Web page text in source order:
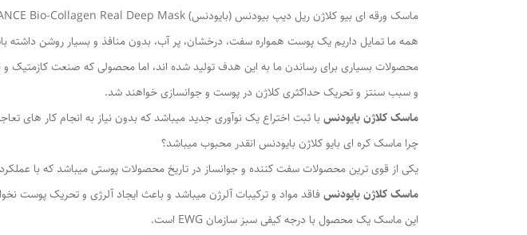
ماسک ورقه ای بیو کلاژن ریل دیپ بیودنس (بایودنس) BIODANCE Bio-Collagen Real Deep Mask تولید کره جنوبی
همه ما تمایل داریم یک پوست همواره سفت، درخشان، پر آب، بدون منافذ و بسیار روشن داشته
محصولات بسیاری برای رساندن ما به این هدف تولید شده اند، اما محصولی که صنعت کازمتیک و
و سبب سنتز و تحریک حداکثری کلاژن در پوست و جوانسازی خواهند شد.
ماسک کلاژن بایودنسبا ثبت اختراع یک نوآوری جدید میباشد که بدون نیاز به انجام کار های تعاجمی کیفیت
چرا ماسک کره ای بایو کلاژن بایودنس انقدر محبوب میباشد؟
یکی از قوی ترین محصولات سفت کننده و جوانساز در تاریخ محصولات پوستی میباشد که با
ماسک کلاژن بایودنس فاقد مواد و ترکیبات آلرژن میباشد و باعث ایجاد آلرژی و تحریک پوست
این ماسک یک محصول با درجه کیفی سبز سازمان EWG است.